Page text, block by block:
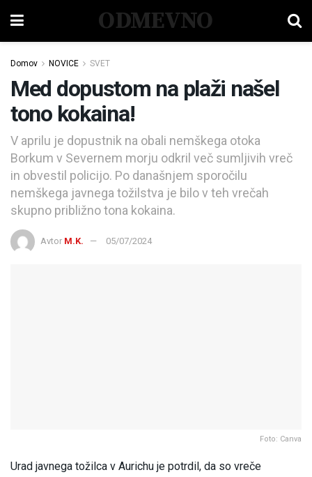
ODMEVNO
Domov NOVICE SVET
Med dopustom na plaži našel
tono kokaina!
V aprilu je dopustnik na obali nemškega otoka
Borkum v Severnem morju odkril več sumljivih vreč
in obvestil policijo. Po današnjem sporočilu
nemškega javnega tožilstva je bilo v teh vrečah
skupno približno tona kokaina.
Avtor M.K. 05/07/2024
Foto: Canva
Urad javnega tožilca v Aurichu je potrdil, da so vreče